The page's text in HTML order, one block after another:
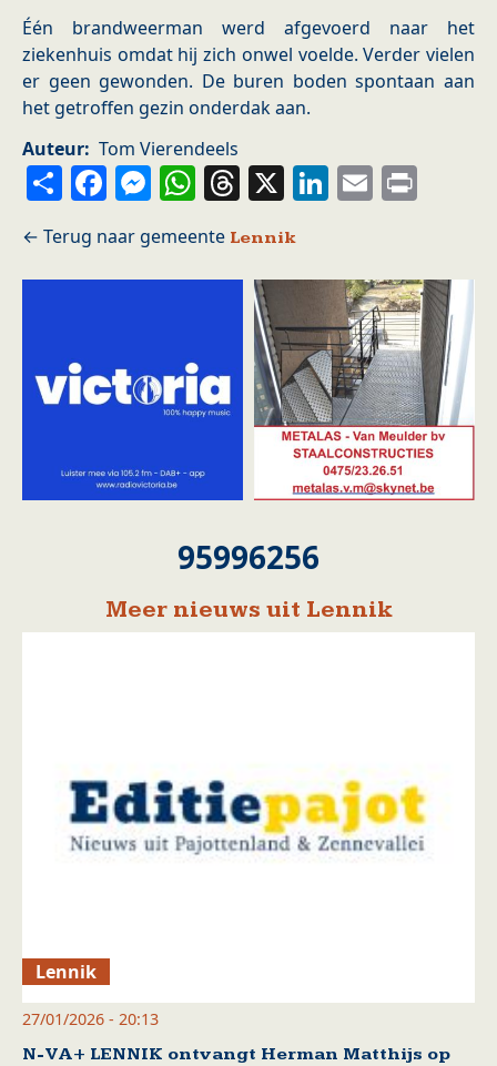
Één brandweerman werd afgevoerd naar het
ziekenhuis omdat hij zich onwel voelde. Verder vielen
er geen gewonden. De buren boden spontaan aan
het getroffen gezin onderdak aan.
Auteur Tom Vierendeels
ShareFacebook
Messenger
WhatsApp
Threads
X LinkedIn
Email
Lennik
95996256
Meer nieuws uit Lennik
Lennik
27/01/2026 - 20:13
N-VA+ LENNIK ontvangt Herman Matthijs op